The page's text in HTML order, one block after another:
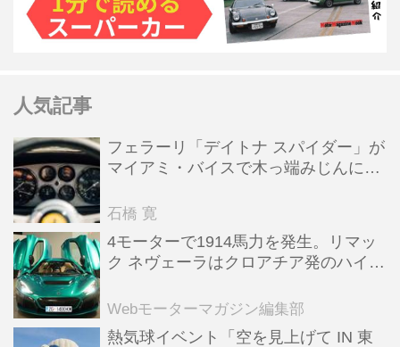
人気記事
フェラーリ「デイトナ スパイダー」が
マイアミ・バイスで木っ端みじんにな
石橋 寛
4モーターで1914馬力を発生。リマッ
ク ネヴェーラはクロアチア発のハイパ
全版／115】
Webモーターマガジン編集部
熱気球イベント「空を見上げて IN 東